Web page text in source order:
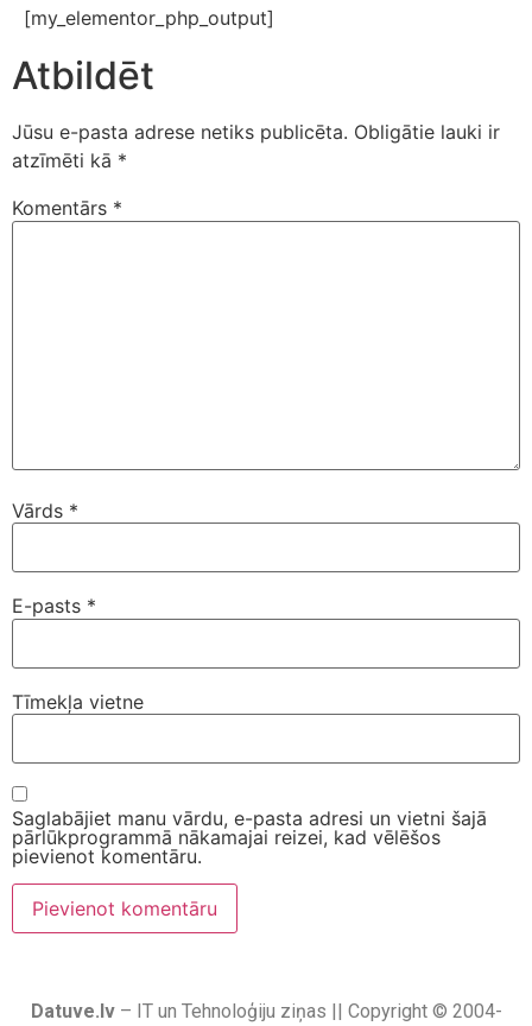
[my_elementor_php_output]
Atbildēt
Jūsu e-pasta adrese netiks publicēta. Obligātie lauki ir
atzīmēti kā *
Komentārs *
Vārds *
E-pasts *
Tīmekļa vietne
Saglabājiet manu vārdu, e-pasta adresi un vietni šajā
pārlūkprogrammā nākamajai reizei, kad vēlēšos
pievienot komentāru.
Datuve.lv– IT un Tehnoloģiju ziņas || Copyright © 2004-